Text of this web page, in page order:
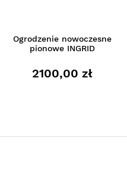
Ogrodzenie nowoczesne
pionowe INGRID
2100,00 zł